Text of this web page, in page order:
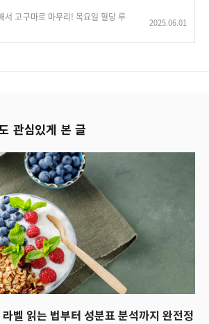
서 고구마로 마무리! 목요일 혈당 루
2025.06.01
관심있게 본 글
벨 읽는 법부터 성분표 분석까지 완전정